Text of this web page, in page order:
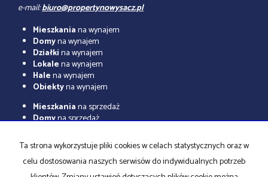
e-mail:biuro@propertynowysacz.pl
Mieszkaniana wynajem
Domyna wynajem
Działkina wynajem
Lokalena wynajem
Halena wynajem
Obiektyna wynajem
Mieszkaniana sprzedaż
Domyna sprzedaż
Lokalena sprzedaż
Halena sprzedaż
Obiektyna sprzedaż
Ta strona wykorzystuje pliki cookies w celach statystycznych oraz w
celu dostosowania naszych serwisów do indywidualnych potrzeb